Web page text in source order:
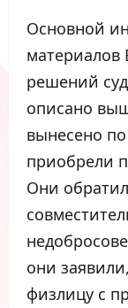
Основной
материалов
решений
описано
вынесено
приобрели
Они
они
физлицу с